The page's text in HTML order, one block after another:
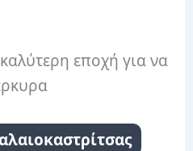
εποχή για να